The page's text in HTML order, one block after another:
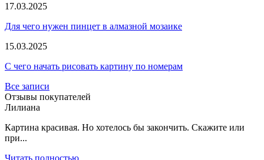
17.03.2025
Для чего нужен пинцет в алмазной мозаике
15.03.2025
С чего начать рисовать картину по номерам
Все записи
Отзывы покупателей
Лилиана
Картина красивая. Но хотелось бы закончить. Скажите или
при...
Читать полностью